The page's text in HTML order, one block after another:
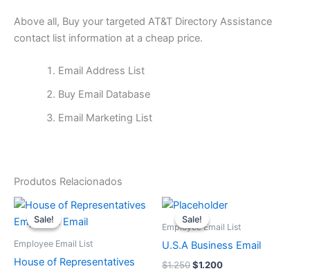
Above all, Buy your targeted AT&T Directory Assistance
contact list information at a cheap price.
Email Address List
Buy Email Database
Email Marketing List
Produtos Relacionados
Sale!
Sale!
Employee Email List
House of Representatives
O
preço
original
$250.
O
preço
atual
$200.
Sale!
Sale!
Employee Email List
U.S.A Business Email
$1.250
O
preço
original
$1.250.
$1.200
O
atual
$1.200.